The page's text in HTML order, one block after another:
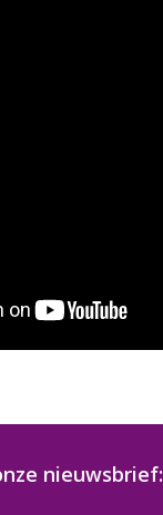
nieuwsbrief: